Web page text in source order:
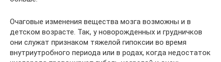
Очаговые изменения вещества мозга возможны и в
детском возрасте. Так, у новорожденных и грудничков
они служат признаком тяжелой гипоксии во время
внутриутробного периода или в родах, когда недостаток